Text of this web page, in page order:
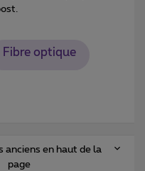
Fibre optique
anciens en haut de la
page